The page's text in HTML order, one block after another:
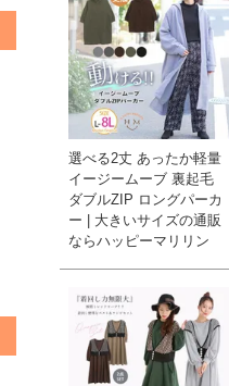
選べる2丈 あったか軽量
イージームーブ 裏起毛
ダブルZIP ロングパーカ
ー | 大きいサイズの通販
ならハッピーマリリン